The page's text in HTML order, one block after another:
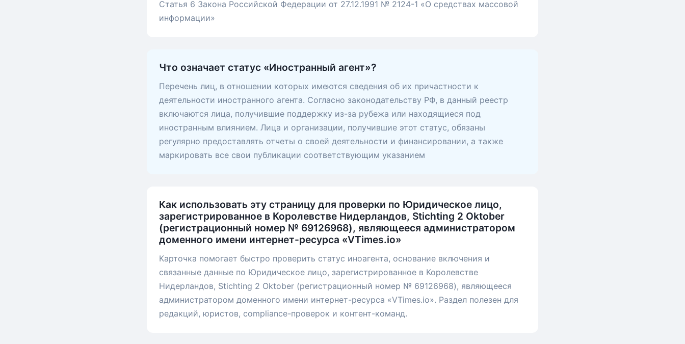
Статья 6 Закона Российской Федерации от 27.12.1991 № 2124-1 «О средствах массовой
информации»
Что означает статус «Иностранный агент»?
Перечень лиц, в отношении которых имеются сведения об их причастности к
деятельности иностранного агента. Согласно законодательству РФ, в данный реестр
включаются лица, получившие поддержку из-за рубежа или находящиеся под
иностранным влиянием. Лица и организации, получившие этот статус, обязаны
регулярно предоставлять отчеты о своей деятельности и финансировании, а также
маркировать все свои публикации соответствующим указанием
Как использовать эту страницу для проверки по Юридическое лицо,
зарегистрированное в Королевстве Нидерландов, Stichting 2 Oktober
(регистрационный номер № 69126968), являющееся администратором
доменного имени интернет-ресурса «VTimes.io»
Карточка помогает быстро проверить статус иноагента, основание включения и
связанные данные по Юридическое лицо, зарегистрированное в Королевстве
Нидерландов, Stichting 2 Oktober (регистрационный номер № 69126968), являющееся
администратором доменного имени интернет-ресурса «VTimes.io». Раздел полезен для
редакций, юристов, compliance-проверок и контент-команд.